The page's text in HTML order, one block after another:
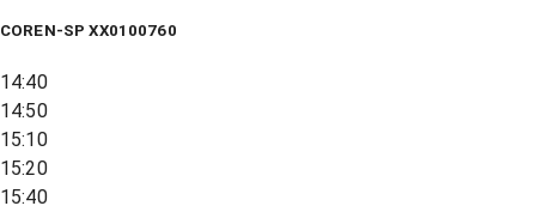
COREN-SP XX0100760
14:40
14:50
15:10
15:20
15:40